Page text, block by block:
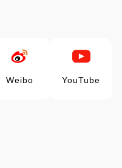
Weibo YouTube